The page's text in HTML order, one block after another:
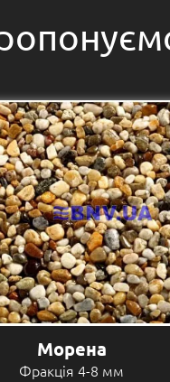
Морена
Фракція 4-8 мм